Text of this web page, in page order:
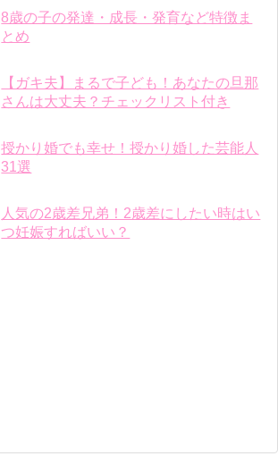
8歳の子の発達・成長・発育など特徴ま
とめ
【ガキ夫】まるで子ども！あなたの旦那
さんは大丈夫？チェックリスト付き
授かり婚でも幸せ！授かり婚した芸能人
31選
人気の2歳差兄弟！2歳差にしたい時はい
つ妊娠すればいい？